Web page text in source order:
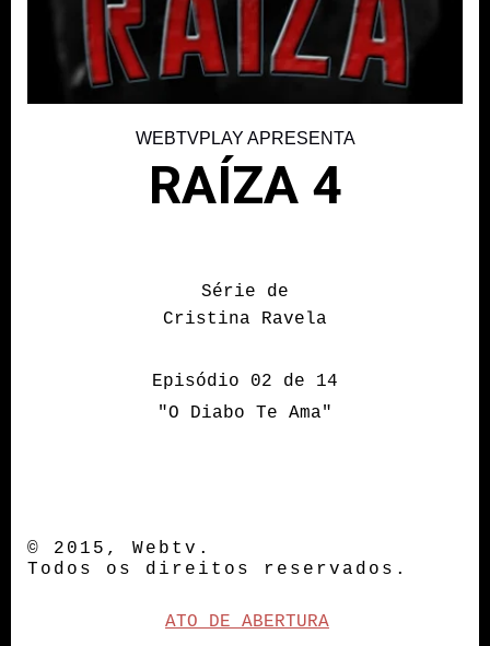
WEBTVPLAY APRESENTA
RAÍZA 4
Série de
Cristina Ravela
Episódio 02 de 14
"O Diabo Te Ama"
© 2015, Webtv.
Todos os direitos reservados.
ATO DE ABERTURA